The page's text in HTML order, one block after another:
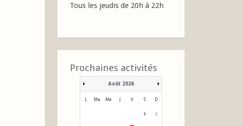
Tous les jeudis de 20h à 22h
Prochaines activités
Août 2026
Ma Me V S D
1 2